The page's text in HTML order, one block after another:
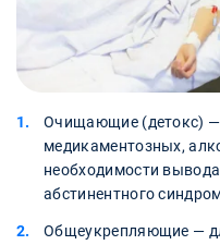
Очищающие (детокс)
медикаментозных,
необходимости
абстинентного
Общеукрепляющие —